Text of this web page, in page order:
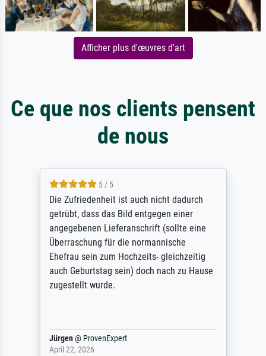
Afficher plus d'œuvres d'art
Ce que nos clients pensent
de nous
5 / 5
Die Zufriedenheit ist auch nicht dadurch
getrübt, dass das Bild entgegen einer
angegebenen Lieferanschrift (sollte eine
Überraschung für die normannische
Ehefrau sein zum Hochzeits- gleichzeitig
auch Geburtstag sein) doch nach zu Hause
zugestellt wurde.
Jürgen@ ProvenExpert
April 22, 2026